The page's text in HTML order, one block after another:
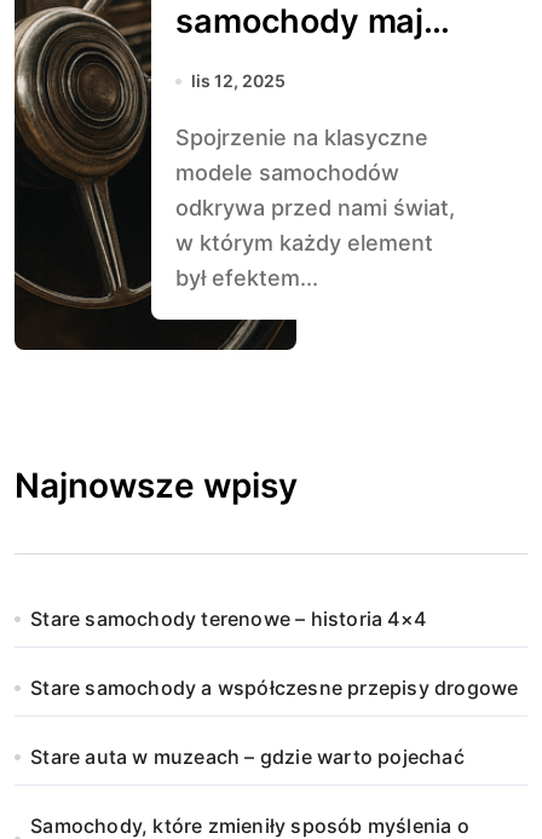
samochody mają
większą duszę niż
lis 12, 2025
Spojrzenie na klasyczne
modele samochodów
odkrywa przed nami świat,
w którym każdy element
był efektem...
Najnowsze wpisy
Stare samochody terenowe – historia 4×4
Stare samochody a współczesne przepisy drogowe
Stare auta w muzeach – gdzie warto pojechać
Samochody, które zmieniły sposób myślenia o